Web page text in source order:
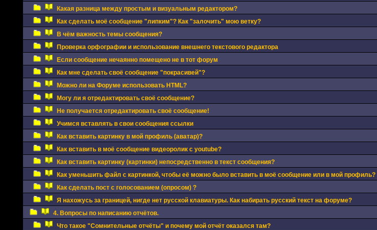
Какая разница между простым и визуальным редактором?
Как сделать моё сообщение "липким"? Как "залочить" мою ветку?
В чём важность темы сообщения?
Проверка орфографии и использование внешнего текстового редактора
Если сообщение нечаянно помещено не в тот форум
Как мне сделать своё сообщение "покрасивей"?
Можно ли на Форуме использовать HTML?
Могу ли я отредактировать своё сообщение?
Не получается отредактировать своё сообщение!
Учимся вставлять в свои сообщения ссылки
Как вставить картинку в мой профиль (аватар)?
Как вставить в моё сообщение видеоролик с youtube?
Как вставить картинку (картинки) непосредственно в текст сообщения?
Как уменьшить файл с картинкой, чтобы её можно было вставить в моё сообщение или в мой профиль?
Как сделать пост с голосованием (опросом) ?
Я нахожусь за границей, нигде нет русской клавиатуры. Как набирать русский текст на форуме?
4. Вопросы по написанию отчётов.
Что такое "Сомнительные отчёты" и почему мой отчёт оказался там?